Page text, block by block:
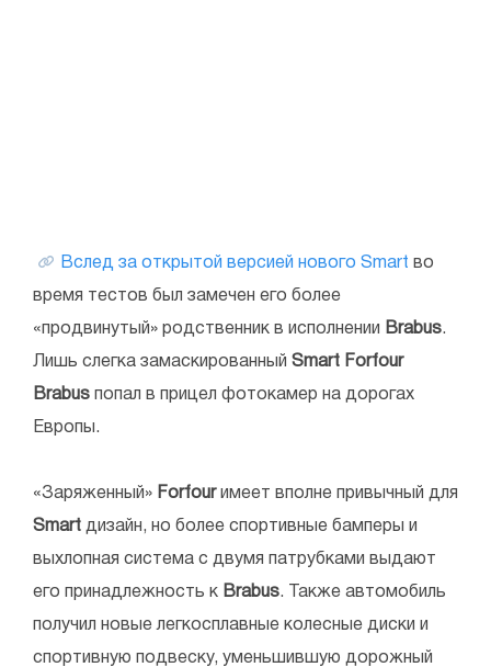
Вслед за открытой версией нового Smart во
время тестов был замечен его более
«продвинутый» родственник в исполнении Brabus.
Лишь слегка замаскированный Smart Forfour
Brabus попал в прицел фотокамер на дорогах
Европы.
«Заряженный» Forfourимеет вполне привычный для
Smart дизайн, но более спортивные бамперы и
выхлопная система с двумя патрубками выдают
его принадлежность к Brabus. Также автомобиль
получил новые легкосплавные колесные диски и
спортивную подвеску, уменьшившую дорожный